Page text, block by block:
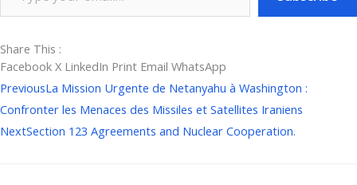
Share This :
Facebook X LinkedIn Print Email WhatsApp
Prev
PreviousLa Mission Urgente de Netanyahu à Washington :
Confronter les Menaces des Missiles et Satellites Iraniens
NextSection 123 Agreements and Nuclear Cooperation.
Next